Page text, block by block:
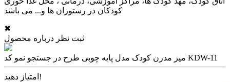
کودکان در رستوران ها و... می باشد
✖
ثبت نظر درباره محصول
میز مدرن کودک مدل پایه چوبی طرح در جستجو نمو کد KDW-11
امتیاز دهید!